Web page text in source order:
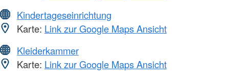
Kindertageseinrichtung
Karte: Link zur Google Maps Ansicht
Kleiderkammer
Karte: Link zur Google Maps Ansicht